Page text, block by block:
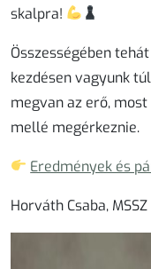
skalpra!
Összességében
kezdésen vagyunk
megvan az erő,
mellé megérkeznie.
Eredmények és
Horváth Csaba,